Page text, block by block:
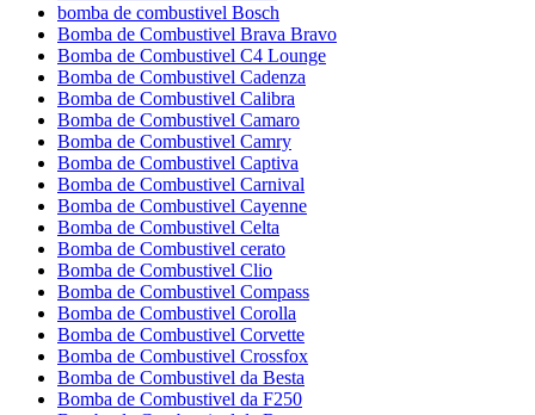
bomba de combustivel Bosch
Bomba de Combustivel Brava Bravo
Bomba de Combustivel C4 Lounge
Bomba de Combustivel Cadenza
Bomba de Combustivel Calibra
Bomba de Combustivel Camaro
Bomba de Combustivel Camry
Bomba de Combustivel Captiva
Bomba de Combustivel Carnival
Bomba de Combustivel Cayenne
Bomba de Combustivel Celta
Bomba de Combustivel cerato
Bomba de Combustivel Clio
Bomba de Combustivel Compass
Bomba de Combustivel Corolla
Bomba de Combustivel Corvette
Bomba de Combustivel Crossfox
Bomba de Combustivel da Besta
Bomba de Combustivel da F250